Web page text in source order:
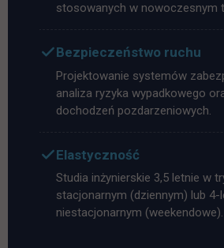
stosowanych w nowoczesnym
Bezpieczeństwo ruchu
Projektowanie systemów
analiza ryzyka wypadkowego
dochodzeń pozdarzeniowych.
Elastyczność
Studia inżynierskie 3,5 letnie w
stacjonarnym (dziennym) lub 4-
niestacjonarnym (weekendowe).